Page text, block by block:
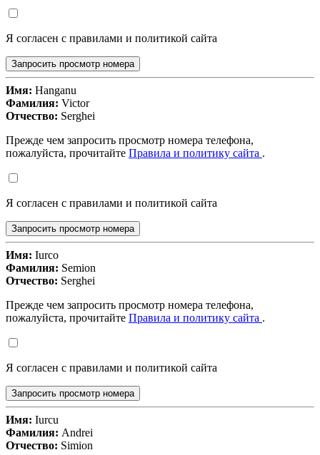
Я согласен с правилами и политикой сайта
Запросить просмотр номера
Имя: Hanganu
Фамилия: Victor
Отчество: Serghei
Прежде чем запросить просмотр номера телефона,
пожалуйста, прочитайте Правила и политику сайта .
Я согласен с правилами и политикой сайта
Запросить просмотр номера
Имя: Iurco
Фамилия: Semion
Отчество: Serghei
Прежде чем запросить просмотр номера телефона,
пожалуйста, прочитайте Правила и политику сайта .
Я согласен с правилами и политикой сайта
Запросить просмотр номера
Имя: Iurcu
Фамилия: Andrei
Отчество: Simion